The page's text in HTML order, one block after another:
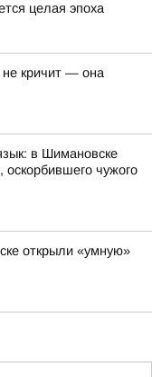
целая эпоха
не кричит — она
в Шимановске
чужого
открыли «умную»